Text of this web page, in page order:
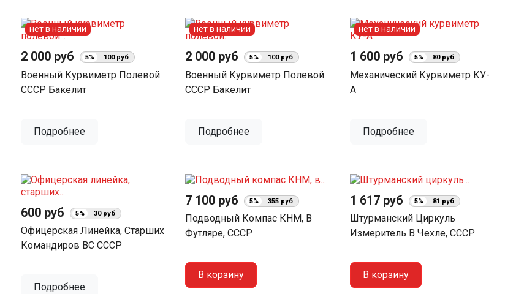
2 000 руб 5% 100 руб
Военный Курвиметр Полевой
СССР Бакелит
Подробнее
нет в наличии
2 000 руб 5% 100 руб
Военный Курвиметр Полевой
СССР Бакелит
Подробнее
нет в наличии
1 600 руб 5% 80 руб
Механический Курвиметр КУ-
А
Подробнее
нет в наличии
600 руб 5% 30 руб
Офицерская Линейка, Старших
Командиров ВС СССР
Подробнее
7 100 руб 5% 355 руб
Подводный Компас КНМ, В
Футляре, СССР
В корзину
1 617 руб 5% 81 руб
Штурманский Циркуль
Измеритель В Чехле, СССР
В корзину